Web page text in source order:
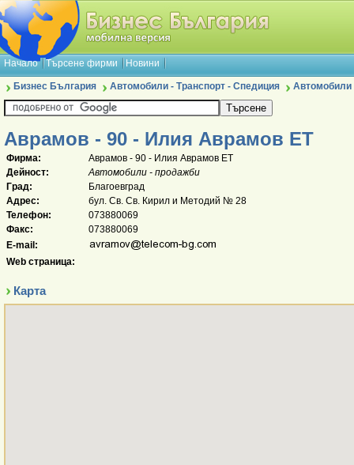
Начало Търсене фирми Новини
Бизнес България Автомобили - Транспорт - Спедиция Автомобили
Аврамов - 90 - Илия Аврамов ЕТ
Фирма:
Аврамов - 90 - Илия Аврамов ЕТ
Дейност:
Автомобили - продажби
Град:
Благоевград
Адрес:
бул. Св. Св. Кирил и Методий № 28
Телефон:
073880069
Факс:
073880069
E-mail:
Web страница:
Карта